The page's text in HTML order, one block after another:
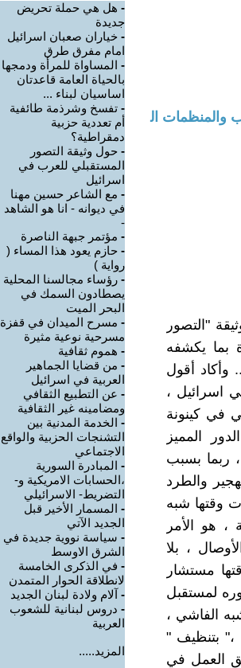
والمنظمات ال
"التصور
بما يكشفه
وأكاد أقول
اسرائيل ،
في كينونة
المميز
ربما بسبب
والطرد
وقتها شبه
، هو الأمر
، بلا
مستشار
لمستقبل
الفاشي ،
،" بتنظيف "
العمل في
- هل هي حملة تحريض
جديدة
- خياران صعبان اسرائيل
امام مفرق طرق
- المساواة للمرأة ودمجها
بالحياة العامة قاعدتان
اساسيان لبناء ...
- تفسخ وشرذمة طائفية
أم تعددية حزبية
دمقراطية؟
- حول وثيقة التصور
المستقبلي للعرب في
اسرائيل
- مع الشاعر حسين مهنا
في ديوانه - انا هو الشاهد
-
- مؤتمر جبهة الناصرة
- حازم يعود هذا المساء (
رواية )
- رؤساء مجالسنا المحلية
يصطادون السمك في
البحر الميت
- مسرح الميدان في قفزة
مسرحية نوعية مثيرة
- هموم ثقافية
- من قضايا الجماهير
العربية في اسرائيل
- عن التطبيع الثقافي
ومضامينه غير الثقافية
- الخدمة المدنية بين
التشنجات الحزبية والواقع
الاجتماعي
- المبادرة السورية
،الحسابات الامريكية و-
التضريط- الاسرائيلي
- المسمار الأخير قبل
الجديد الآتي
- سياسة نووية جديدة في
الشرق الاوسط
- في الذكرى الخامسة
لانطلاقة الحوار المتمدن
- آلام ولادة لبنان الجديد
- دروس لبنانية للشعوب
العربية
المزيد.....